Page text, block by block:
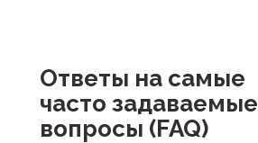
Ответы на самые
часто задаваемые
вопросы (FAQ)